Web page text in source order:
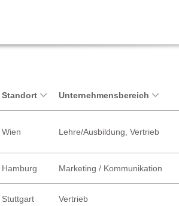
Standort Unternehmensbereich
Wien Lehre/Ausbildung, Vertrieb
Hamburg Marketing / Kommunikation
Stuttgart Vertrieb